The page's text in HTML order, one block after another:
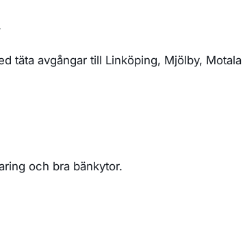
täta avgångar till Linköping, Mjölby, Motala
och bra bänkytor.